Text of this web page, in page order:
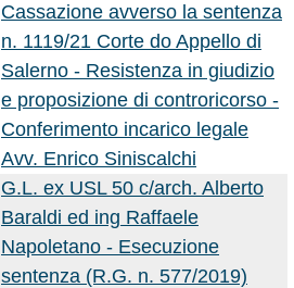
Cassazione avverso la sentenza
n. 1119/21 Corte do Appello di
Salerno - Resistenza in giudizio
e proposizione di controricorso -
Conferimento incarico legale
Avv. Enrico Siniscalchi
G.L. ex USL 50 c/arch. Alberto
Baraldi ed ing Raffaele
Napoletano - Esecuzione
sentenza (R.G. n. 577/2019)